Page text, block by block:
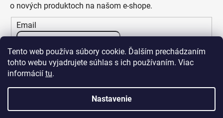
Tento web používa súbory cookie. Ďalším prechádzaním
tohto webu vyjadrujete súhlas s ich používaním. Viac
informácií tu.
Nastavenie
o nových produktoch na našom e-shope.
Email
Vložením e-mailu súhlasíte spodmienkami ochrany
osobných údajov
PRIHLÁSIŤ SA